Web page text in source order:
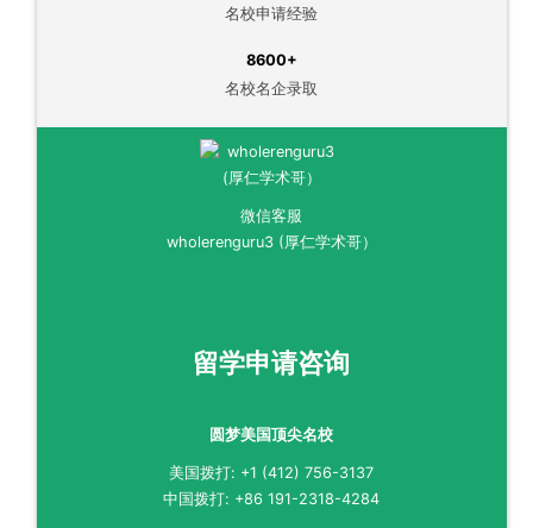
名校申请经验
8600+
名校名企录取
微信客服
wholerenguru3 (厚仁学术哥）
留学申请咨询
圆梦美国顶尖名校
美国拨打: +1 (412) 756-3137
中国拨打: +86 191-2318-4284